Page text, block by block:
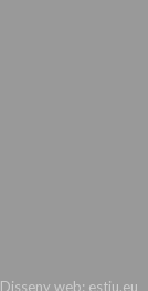
Disseny web: estiu.eu